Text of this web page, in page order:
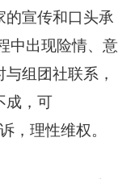
宣传和口头承
中出现险情、意
组团社联系，
成，可
，理性维权。